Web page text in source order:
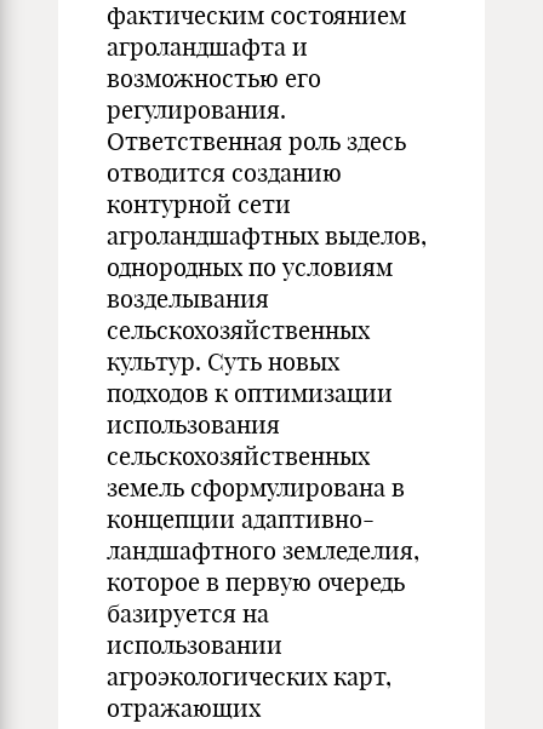
фактическим состоянием
агроландшафта и
возможностью его
регулирования.
Ответственная роль здесь
отводится созданию
контурной сети
агроландшафтных выделов,
однородных по условиям
возделывания
сельскохозяйственных
культур. Суть новых
подходов к оптимизации
использования
сельскохозяйственных
земель сформулирована в
концепции адаптивно-
ландшафтного земледелия,
которое в первую очередь
базируется на
использовании
агроэкологических карт,
отражающих